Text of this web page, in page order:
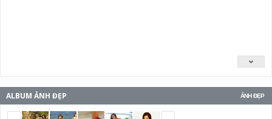
ẢNH ĐẸP
ALBUM ẢNH ĐẸP